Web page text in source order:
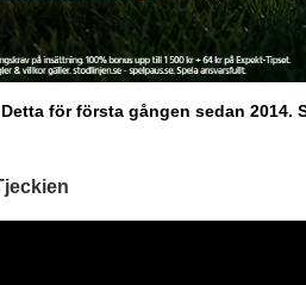
Detta för första gången sedan 2014.